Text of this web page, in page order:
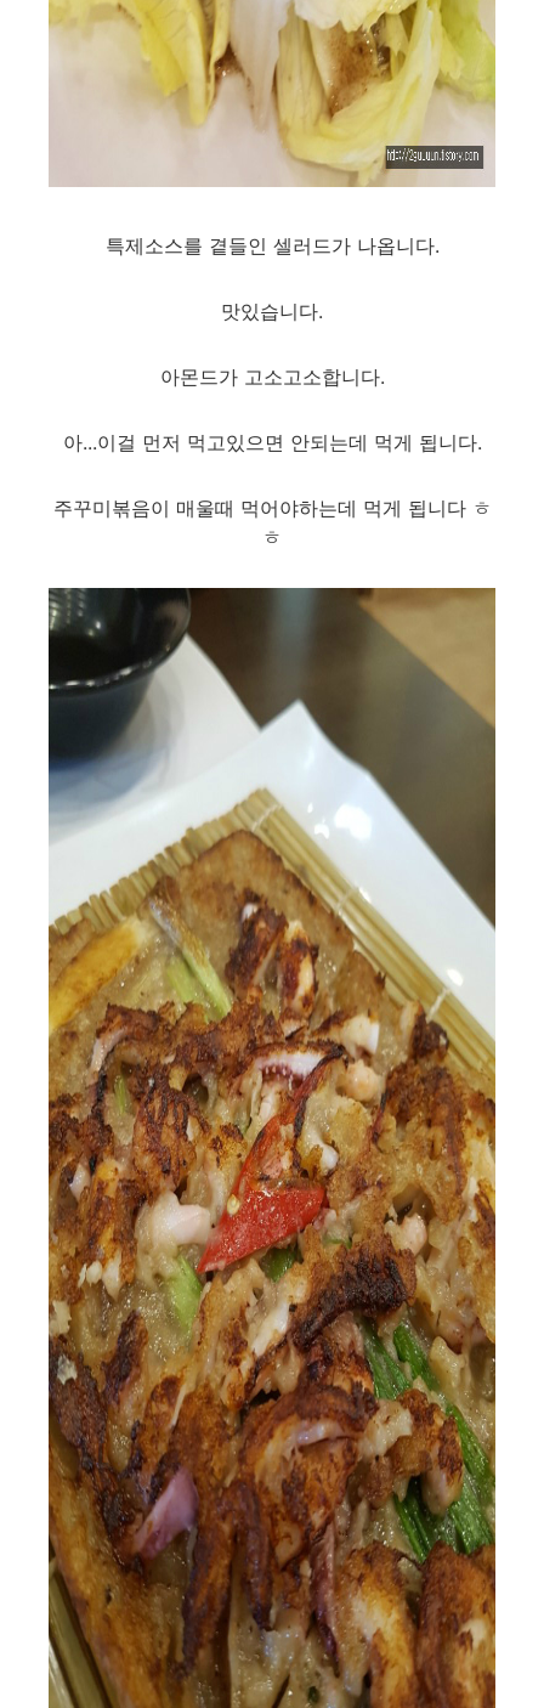
특제소스를 곁들인 셀러드가 나옵니다.
맛있습니다.
아몬드가 고소고소합니다.
아...이걸 먼저 먹고있으면 안되는데 먹게 됩니다.
주꾸미볶음이 매울때 먹어야하는데 먹게 됩니다 ㅎ
ㅎ